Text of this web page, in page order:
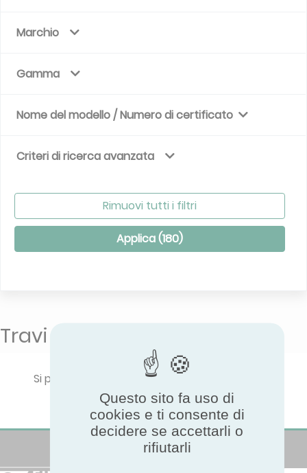
Marchio
Gamma
Nome del modello / Numero di certificato
Criteri di ricerca avanzata
Rimuovi tutti i filtri
Applica (180)
Travi fredde
Si prega di selezionare un tipo di prodotto per
visualizzare le prestazioni certificate.
Questo sito fa uso di
cookies e ti consente di
decidere se accettarli o
rifiutarli